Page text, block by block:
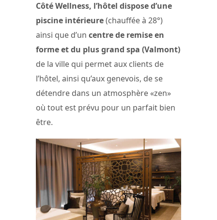
Côté Wellness, l’hôtel dispose d’une
piscine intérieure(chauffée à 28°)
ainsi que d’un centre de remise en
forme et du plus grand spa (Valmont)
de la ville qui permet aux clients de
l’hôtel, ainsi qu’aux genevois, de se
détendre dans un atmosphère «zen»
où tout est prévu pour un parfait bien
être.